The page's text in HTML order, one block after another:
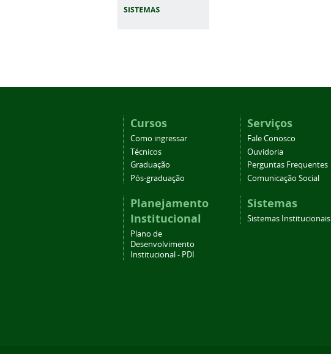
Cursos
Como ingressar
Técnicos
Graduação
Pós-graduação
Planejamento
Institucional
Plano de
Desenvolvimento
Institucional - PDI
Serviços
Fale Conosco
Ouvidoria
Perguntas Frequentes
Comunicação Social
Sistemas
Sistemas Institucionais